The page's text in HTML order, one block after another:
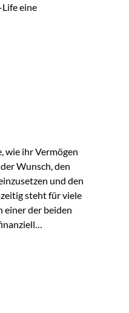
eine
haben über
wie ihr Vermögen
Wunsch, den
und den
steht für viele
einer der beiden
Police der